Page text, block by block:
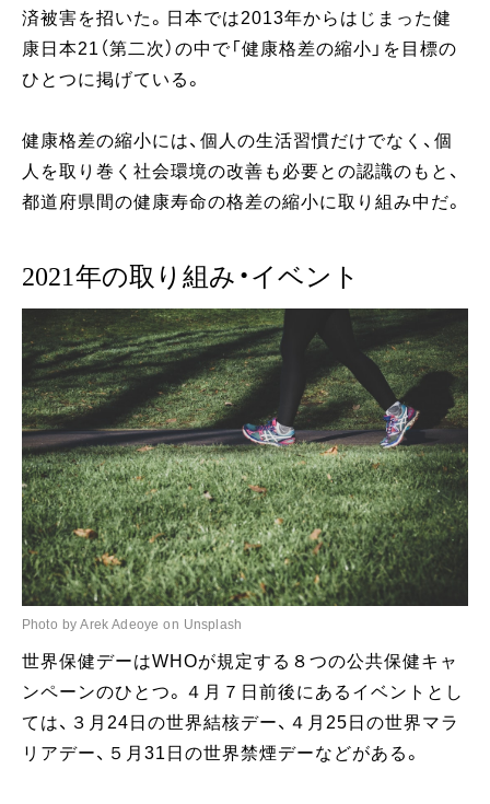
済被害を招いた。日本では2013年からはじまった健
康日本21（第二次）の中で「健康格差の縮小」を目標の
ひとつに掲げている。
健康格差の縮小には、個人の生活習慣だけでなく、個
人を取り巻く社会環境の改善も必要との認識のもと、
都道府県間の健康寿命の格差の縮小に取り組み中だ。
2021年の取り組み・イベント
Photo by Arek Adeoye on Unsplash
世界保健デーはWHOが規定する８つの公共保健キャ
ンペーンのひとつ。４月７日前後にあるイベントとし
ては、３月24日の世界結核デー、４月25日の世界マラ
リアデー、５月31日の世界禁煙デーなどがある。